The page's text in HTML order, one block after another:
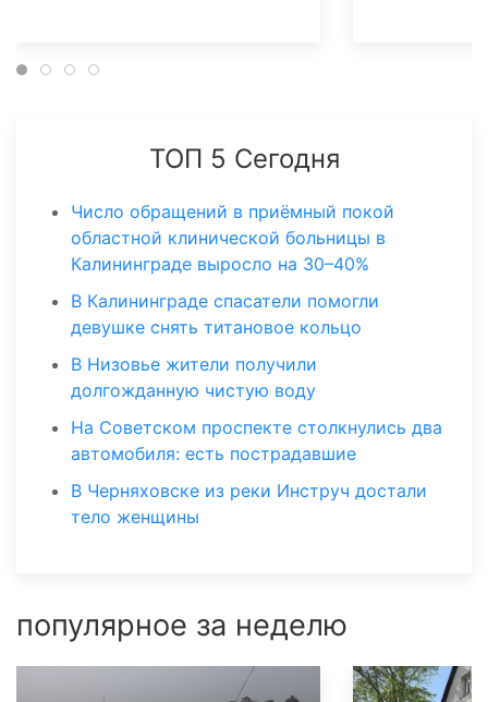
ТОП 5 Сегодня
Число обращений в приёмный покой
областной клинической больницы в
Калининграде выросло на 30–40%
В Калининграде спасатели помогли
девушке снять титановое кольцо
В Низовье жители получили
долгожданную чистую воду
На Советском проспекте столкнулись два
автомобиля: есть пострадавшие
В Черняховске из реки Инструч достали
тело женщины
популярное за неделю